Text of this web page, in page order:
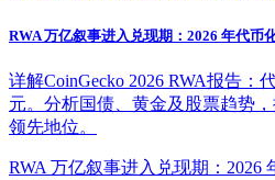
RWA 万亿叙事进入兑现期：2026 年代币
详解CoinGecko 2026 RWA报告：
元。分析国债、黄金及股票趋势
领先地位。
RWA 万亿叙事进入兑现期：2026